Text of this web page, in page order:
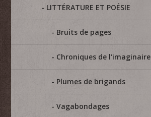
LITTÉRATURE ET POÉSIE
Bruits de pages
Chroniques de l'imaginaire
Plumes de brigands
Vagabondages